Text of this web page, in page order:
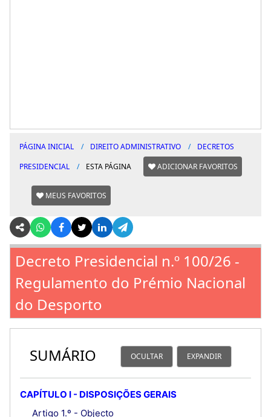
PÁGINA INICIAL DIREITO ADMINISTRATIVO
DECRETOS
PRESIDENCIAL
ESTA PÁGINA ADICIONAR FAVORITOS
MEUS FAVORITOS
Decreto Presidencial n.º 100/26 -
Regulamento do Prémio Nacional
do Desporto
SUMÁRIO OCULTAR EXPANDIR
CAPÍTULO I - DISPOSIÇÕES GERAIS
Artigo 1.º - Objecto